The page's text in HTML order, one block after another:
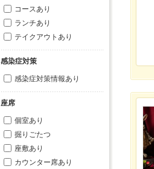
コースあり
ランチあり
テイクアウトあり
感染症対策
感染症対策情報あり
座席
個室あり
掘りごたつ
座敷あり
カウンター席あり